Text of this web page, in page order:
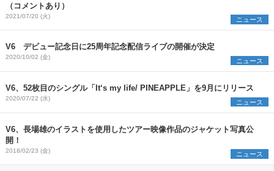
（コメントあり）
2021/07/20 (火) ニュース
V6 デビュー記念日に25周年記念配信ライブの開催が決定
2020/10/02 (金) ニュース
V6、52枚目のシングル「It‘s my life/ PINEAPPLE」を9月にリリース
2020/07/22 (水) ニュース
V6、長場雄のイラストを使用したツアー映像作品のジャケット写真公
開！
2018/02/23 (金) ニュース